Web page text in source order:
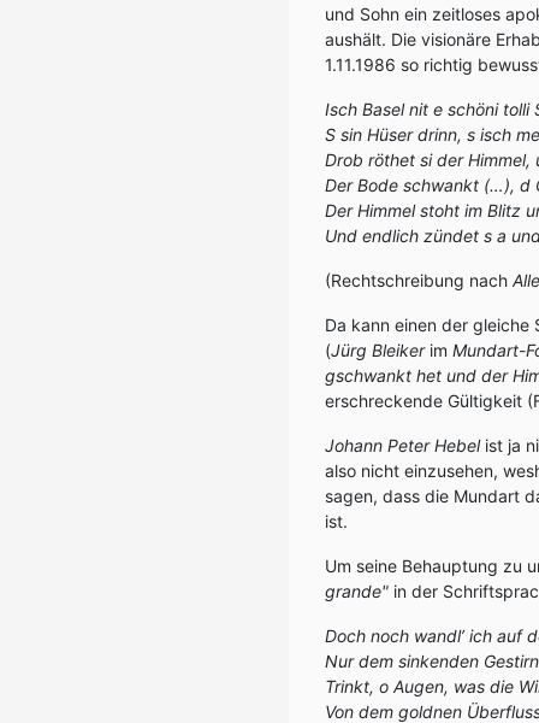
und Sohn ein zeitloses
aushält. Die visionäre
1.11.1986 so richtig
Isch Basel nit e schöni tolli
S sin Hüser drinn, s isch
Drob röthet si der
Der Bode schwankt (…), d
Der Himmel stoht im Blitz
Und endlich zündet s a
(Rechtschreibung nach
Da kann einen der
(Jürg Bleikerim Mundart-
gschwankt het und der
erschreckende Gültigkeit
Johann Peter Hebel ist ja
also nicht einzusehen,
sagen, dass die Mundart
ist.
Um seine Behauptung zu
grande" in der
Doch noch wandl’ ich auf
Nur dem sinkenden
Trinkt, o Augen, was die
Von dem goldnen